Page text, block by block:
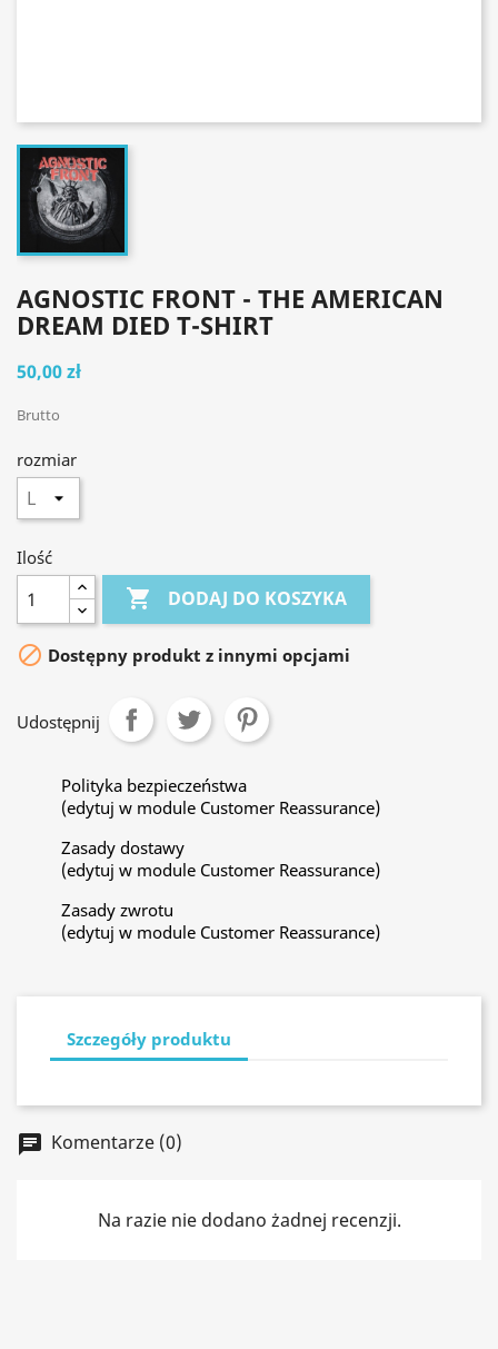
AGNOSTIC FRONT - THE AMERICAN
DREAM DIED T-SHIRT
50,00 zł
Brutto
rozmiar
Ilość
 DODAJ DO KOSZYKA
 Dostępny produkt z innymi opcjami
Udostępnij
Polityka bezpieczeństwa
(edytuj w module Customer Reassurance)
Zasady dostawy
(edytuj w module Customer Reassurance)
Zasady zwrotu
(edytuj w module Customer Reassurance)
Szczegóły produktu
chat Komentarze (0)
Na razie nie dodano żadnej recenzji.